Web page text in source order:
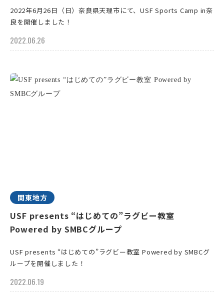
2022年6月26日（日）奈良県天理市にて、USF Sports Camp in奈
良を開催しました！
2022.06.26
関東地方
USF presents “はじめての”ラグビー教室
Powered by SMBCグループ
USF presents “はじめての”ラグビー教室 Powered by SMBCグ
ループを開催しました！
2022.06.19